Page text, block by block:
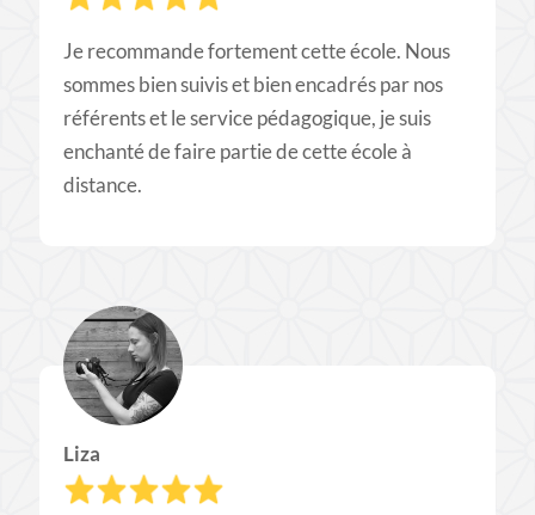
Je recommande fortement cette école. Nous
sommes bien suivis et bien encadrés par nos
référents et le service pédagogique, je suis
enchanté de faire partie de cette école à
distance.
Liza